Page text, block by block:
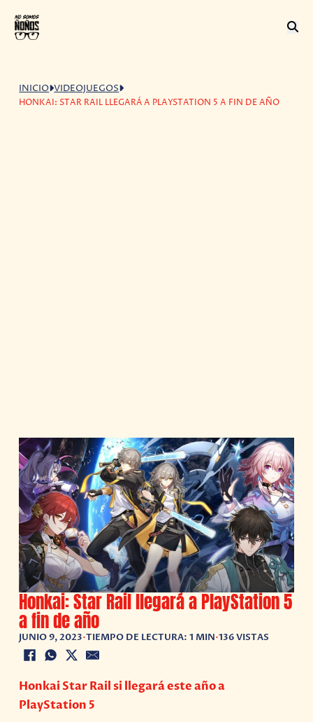
INICIO VIDEOJUEGOS
HONKAI: STAR RAIL LLEGARÁ A PLAYSTATION 5 A FIN DE AÑO
Honkai: Star Rail llegará a PlayStation 5
a fin de año
JUNIO 9, 2023•TIEMPO DE LECTURA: 1 MIN•136 VISTAS
Honkai Star Rail si llegará este año a
PlayStation 5